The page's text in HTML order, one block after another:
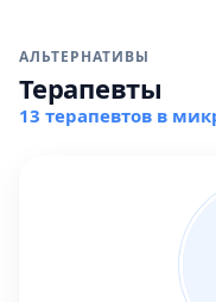
АЛЬТЕРНАТИВЫ
Терапевты
13 терапевтов в